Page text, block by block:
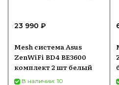
23 990 ₽
Mesh система Asus
ZenWiFi BD4 BE3600
комплект 2 шт белый
В наличии: 10